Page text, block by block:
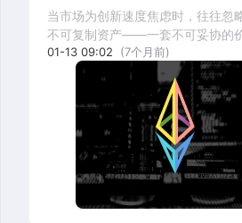
当市场为创新速度焦虑时，往往忽
不可复制资产——一套不可妥协的价
01-13 09:02 (7个月前)